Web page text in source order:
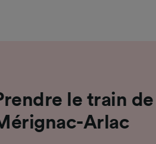
le train
Arlac